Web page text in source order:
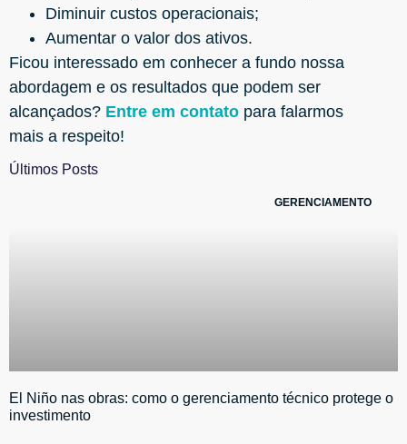
Diminuir custos operacionais;
Aumentar o valor dos ativos.
Ficou interessado em conhecer a fundo nossa
abordagem e os resultados que podem ser
alcançados? Entre em contato para falarmos
mais a respeito!
Últimos Posts
GERENCIAMENTO
El Niño nas obras: como o gerenciamento técnico protege o
investimento